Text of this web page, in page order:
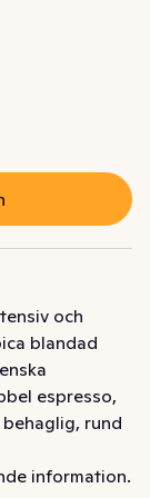
och
blandad
espresso,
rund
information.